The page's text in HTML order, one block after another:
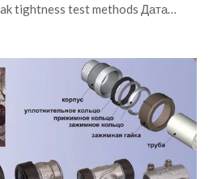
tightness test methods Дата…